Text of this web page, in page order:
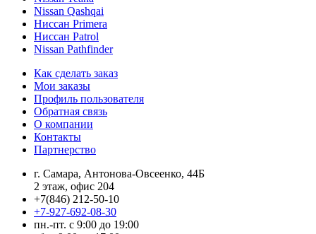
Nissan Qashqai
Ниссан Primera
Ниссан Patrol
Nissan Pathfinder
Как сделать заказ
Мои заказы
Профиль пользователя
Обратная связь
О компании
Контакты
Партнерство
г. Самара, Антонова-Овсеенко, 44Б
2 этаж, офис 204
+7(846) 212-50-10
+7-927-692-08-30
пн.-пт. с 9:00 до 19:00